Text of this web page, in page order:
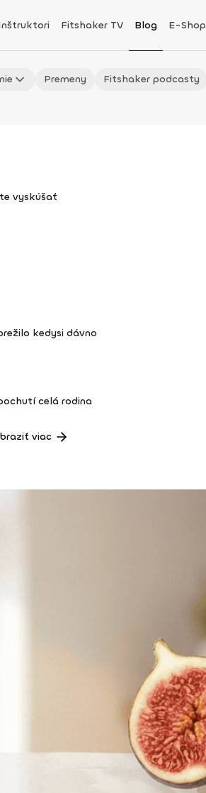
Fitshaker TV Blog E-Shop
Premeny Fitshaker podcasty
vyskúšať
kedysi dávno
celá rodina
viac